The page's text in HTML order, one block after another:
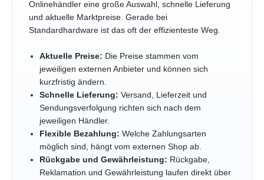
Onlinehändler eine große Auswahl, schnelle Lieferung
und aktuelle Marktpreise. Gerade bei
Standardhardware ist das oft der effizienteste Weg.
Aktuelle Preise: Die Preise stammen vom
jeweiligen externen Anbieter und können sich
kurzfristig ändern.
Schnelle Lieferung: Versand, Lieferzeit und
Sendungsverfolgung richten sich nach dem
jeweiligen Händler.
Flexible Bezahlung: Welche Zahlungsarten
möglich sind, hängt vom externen Shop ab.
Rückgabe und Gewährleistung: Rückgabe,
Reklamation und Gewährleistung laufen direkt über